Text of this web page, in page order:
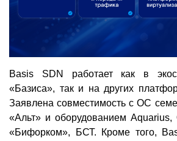
Basis SDN работает как в
«Базиса», так и на других
Заявлена совместимость с ОС
«Альт» и оборудованием Aquarius,
«Бифорком», БСТ. Кроме того,